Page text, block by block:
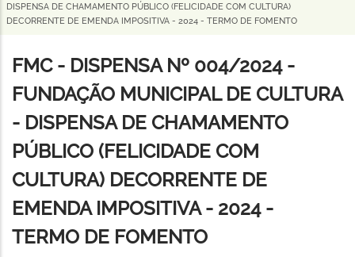
de
DISPENSA DE CHAMAMENTO PÚBLICO (FELICIDADE COM CULTURA)
DECORRENTE DE EMENDA IMPOSITIVA - 2024 - TERMO DE FOMENTO
FMC - DISPENSA Nº 004/2024 -
FUNDAÇÃO MUNICIPAL DE CULTURA
- DISPENSA DE CHAMAMENTO
PÚBLICO (FELICIDADE COM
CULTURA) DECORRENTE DE
EMENDA IMPOSITIVA - 2024 -
TERMO DE FOMENTO